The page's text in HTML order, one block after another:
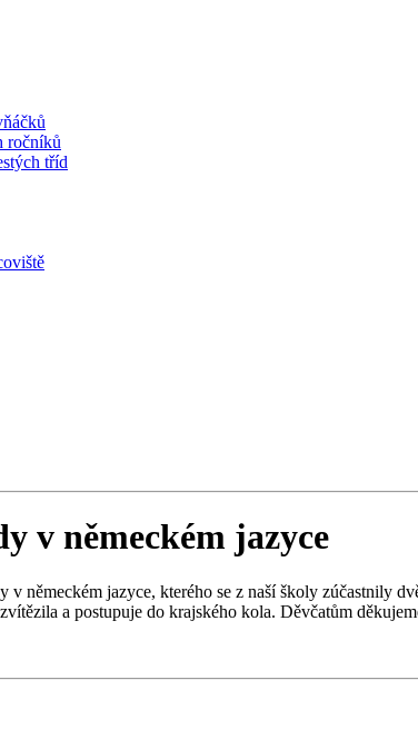
ročníků
tříd
v německém jazyce
německém jazyce, kterého se z naší školy zúčastnily
a postupuje do krajského kola. Děvčatům